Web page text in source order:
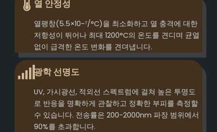
열 안정성
열팽창(5.5×10-⁷/°C)을 최소화하고 열 충격에 대한
저항성이 뛰어나 최대 1200°C의 온도를 견디며 균열
없이 급격한 온도 변화를 견뎌냅니다.
광학 선명도
UV, 가시광선, 적외선 스펙트럼에 걸쳐 높은 투명도
로 반응을 명확하게 관찰하고 정확한 부피를 측정할
수 있습니다. 전송률은 200-2000nm 파장 범위에서
90%를 초과합니다.